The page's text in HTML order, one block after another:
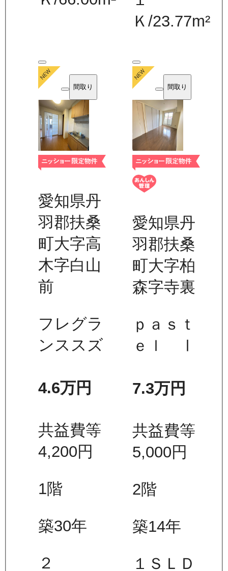
Ｋ /23.77m²
間取り
愛知県丹
羽郡扶桑
町大字高
木字白山
前
フレグラ
ンススズ
4.6万円
共益費等
4,200円
1階
築30年
２
間取り
愛知県丹
羽郡扶桑
町大字柏
森字寺裏
ｐａｓｔ
ｅｌ Ⅰ
7.3万円
共益費等
5,000円
2階
築14年
１ＳＬＤ